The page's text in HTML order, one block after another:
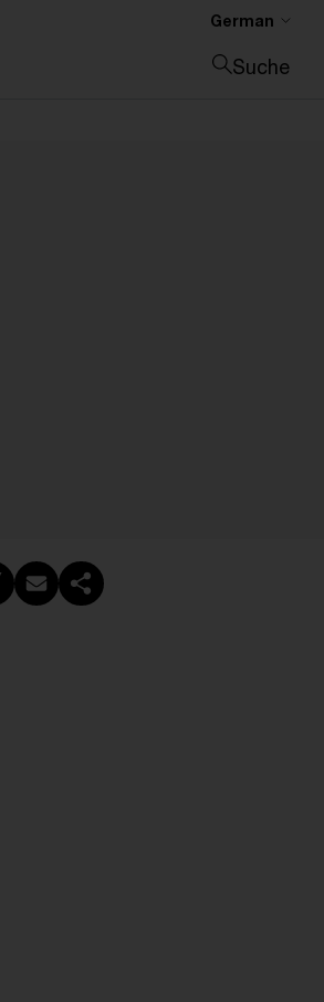
German
Suche
teilen
Xing teilen
Per E-Mail teilen
Link kopieren